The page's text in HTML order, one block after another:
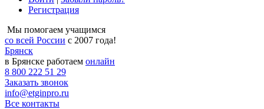
Регистрация
Мы помогаем учащимся
со всей России с 2007 года!
Брянск
в Брянске работаем онлайн
8 800 222 51 29
Заказать звонок
info@etginpro.ru
Все контакты